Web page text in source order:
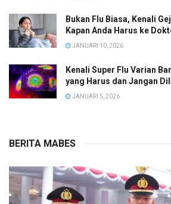
Bukan Flu Biasa, Kenali
Kapan Anda Harus ke
JANUARI 10, 2026
Kenali Super Flu Varian
yang Harus dan Jangan
JANUARI 5, 2026
BERITA MABES